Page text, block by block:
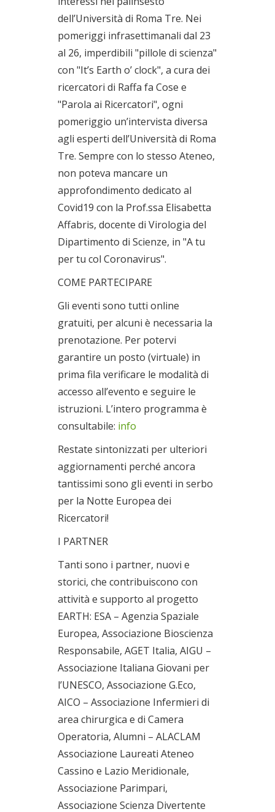
dell’Università di Roma Tre. Nei
pomeriggi infrasettimanali dal 23
al 26, imperdibili "pillole di scienza"
con "It’s Earth o’ clock", a cura dei
ricercatori di Raffa fa Cose e
"Parola ai Ricercatori", ogni
pomeriggio un’intervista diversa
agli esperti dell’Università di Roma
Tre. Sempre con lo stesso Ateneo,
non poteva mancare un
approfondimento dedicato al
Covid19 con la Prof.ssa Elisabetta
Affabris, docente di Virologia del
Dipartimento di Scienze, in "A tu
per tu col Coronavirus".
COME PARTECIPARE
Gli eventi sono tutti online
gratuiti, per alcuni è necessaria la
prenotazione. Per potervi
garantire un posto (virtuale) in
prima fila verificare le modalità di
accesso all’evento e seguire le
istruzioni. L’intero programma è
consultabile: info
Restate sintonizzati per ulteriori
aggiornamenti perché ancora
tantissimi sono gli eventi in serbo
per la Notte Europea dei
Ricercatori!
I PARTNER
Tanti sono i partner, nuovi e
storici, che contribuiscono con
attività e supporto al progetto
EARTH: ESA – Agenzia Spaziale
Europea, Associazione Bioscienza
Responsabile, AGET Italia, AIGU –
Associazione Italiana Giovani per
l’UNESCO, Associazione G.Eco,
AICO – Associazione Infermieri di
area chirurgica e di Camera
Operatoria, Alumni – ALACLAM
Associazione Laureati Ateneo
Cassino e Lazio Meridionale,
Associazione Parimpari,
Associazione Scienza Divertente